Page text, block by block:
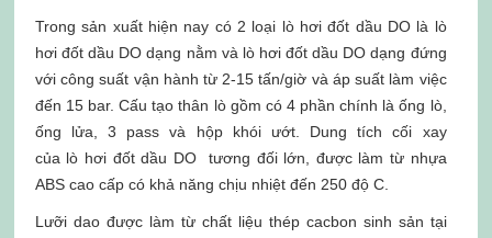
Trong sản xuất hiện nay có 2 loại lò hơi đốt dầu DO là lò
hơi đốt dầu DO dạng nằm và lò hơi đốt dầu DO dạng đứng
với công suất vận hành từ 2-15 tấn/giờ và áp suất làm việc
đến 15 bar. Cấu tạo thân lò gồm có 4 phần chính là ống lò,
ống lửa, 3 pass và hộp khói ướt. Dung tích cối xay
của lò hơi đốt dầu DO tương đối lớn, được làm từ nhựa
ABS cao cấp có khả năng chịu nhiệt đến 250 độ C.
Lưỡi dao được làm từ chất liệu thép cacbon sinh sản tại